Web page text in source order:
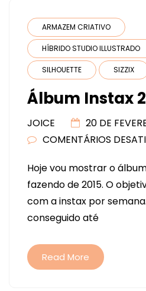
ARMAZEM CRIATIVO
HÍBRIDO STUDIO ILLUSTRADO
SILHOUETTE SIZZIX
Álbum Instax
JOICE
20 DE
COMENTÁRIOS
Hoje vou mostrar o
fazendo de 2015. O
com a instax por
conseguido até
Read More